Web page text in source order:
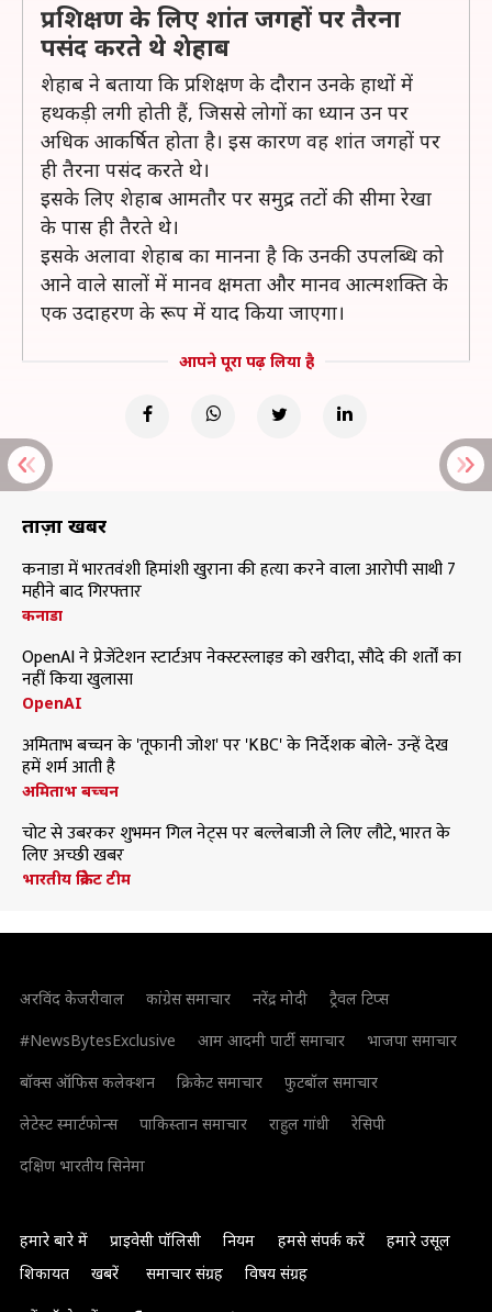
प्रशिक्षण के लिए शांत जगहों पर तैरना
पसंद करते थे शेहाब
शेहाब ने बताया कि प्रशिक्षण के दौरान उनके हाथों में
हथकड़ी लगी होती हैं, जिससे लोगों का ध्यान उन पर
अधिक आकर्षित होता है। इस कारण वह शांत जगहों पर
ही तैरना पसंद करते थे।
इसके लिए शेहाब आमतौर पर समुद्र तटों की सीमा रेखा
के पास ही तैरते थे।
इसके अलावा शेहाब का मानना है कि उनकी उपलब्धि को
आने वाले सालों में मानव क्षमता और मानव आत्मशक्ति के
एक उदाहरण के रूप में याद किया जाएगा।
आपने पूरा पढ़ लिया है
ताज़ा खबरें
कनाडा में भारतवंशी हिमांशी खुराना की हत्या करने वाला आरोपी साथी 7
महीने बाद गिरफ्तार
कनाडा
OpenAI ने प्रेजेंटेशन स्टार्टअप नेक्स्टस्लाइड को खरीदा, सौदे की शर्तों का
नहीं किया खुलासा
OpenAI
अमिताभ बच्चन के 'तूफानी जोश' पर 'KBC' के निर्देशक बोले- उन्हें देख
हमें शर्म आती है
अमिताभ बच्चन
चोट से उबरकर शुभमन गिल नेट्स पर बल्लेबाजी ले लिए लौटे, भारत के
लिए अच्छी खबर
भारतीय क्रिकेट टीम
अरविंद केजरीवाल कांग्रेस समाचार नरेंद्र मोदी
ट्रैवल टिप्स
#NewsBytesExclusive
आम आदमी पार्टी समाचार
भाजपा समाचार
बॉक्स ऑफिस कलेक्शन
क्रिकेट समाचार
फुटबॉल समाचार
लेटेस्ट स्मार्टफोन्स
पाकिस्तान समाचार राहुल गांधी
रेसिपी
दक्षिण भारतीय सिनेमा
हमारे बारे में प्राइवेसी पॉलिसी नियम हमसे संपर्क करें
हमारे उसूल
शिकायत
खबरें समाचार संग्रह विषय संग्रह